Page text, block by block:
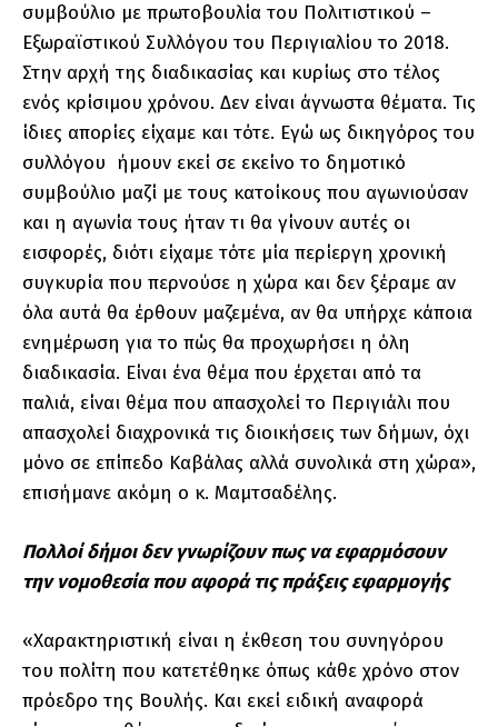
συμβούλιο με πρωτοβουλία του Πολιτιστικού –
Εξωραϊστικού Συλλόγου του Περιγιαλίου το 2018.
Στην αρχή της διαδικασίας και κυρίως στο τέλος
ενός κρίσιμου χρόνου. Δεν είναι άγνωστα θέματα. Τις
ίδιες απορίες είχαμε και τότε. Εγώ ως δικηγόρος του
συλλόγου ήμουν εκεί σε εκείνο το δημοτικό
συμβούλιο μαζί με τους κατοίκους που αγωνιούσαν
και η αγωνία τους ήταν τι θα γίνουν αυτές οι
εισφορές, διότι είχαμε τότε μία περίεργη χρονική
συγκυρία που περνούσε η χώρα και δεν ξέραμε αν
όλα αυτά θα έρθουν μαζεμένα, αν θα υπήρχε κάποια
ενημέρωση για το πώς θα προχωρήσει η όλη
διαδικασία. Είναι ένα θέμα που έρχεται από τα
παλιά, είναι θέμα που απασχολεί το Περιγιάλι που
απασχολεί διαχρονικά τις διοικήσεις των δήμων, όχι
μόνο σε επίπεδο Καβάλας αλλά συνολικά στη χώρα»,
επισήμανε ακόμη ο κ. Μαμτσαδέλης.
Πολλοί δήμοι δεν γνωρίζουν πως να εφαρμόσουν
την νομοθεσία που αφορά τις πράξεις εφαρμογής
«Χαρακτηριστική είναι η έκθεση του συνηγόρου
του πολίτη που κατετέθηκε όπως κάθε χρόνο στον
πρόεδρο της Βουλής. Και εκεί ειδική αναφορά